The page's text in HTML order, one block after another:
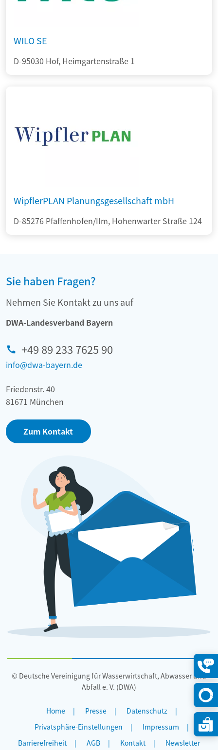
WILO SE
D-95030 Hof, Heimgartenstraße 1
WipflerPLAN Planungsgesellschaft mbH
D-85276 Pfaffenhofen/Ilm, Hohenwarter Straße 124
Sie haben Fragen?
Nehmen Sie Kontakt zu uns auf
DWA-Landesverband Bayern
+49 89 233 7625 90
info@dwa-bayern.de
Friedenstr. 40
81671 München
Zum Kontakt
© Deutsche Vereinigung für Wasserwirtschaft, Abwasser und
Abfall e. V. (DWA)
Home Presse
Datenschutz
Privatsphäre-Einstellungen
Impressum
Barrierefreiheit
AGB Kontakt Newsletter